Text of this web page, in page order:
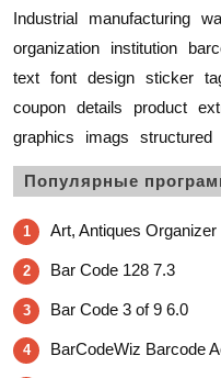
Industrial
manufacturing
organization
institution
text font design sticker
coupon details product
graphics
imags structured
Популярные
1 Art, Antiques
2 Bar Code 128 7.3
3 Bar Code 3 of 9 6.0
4 BarCodeWiz Barcode